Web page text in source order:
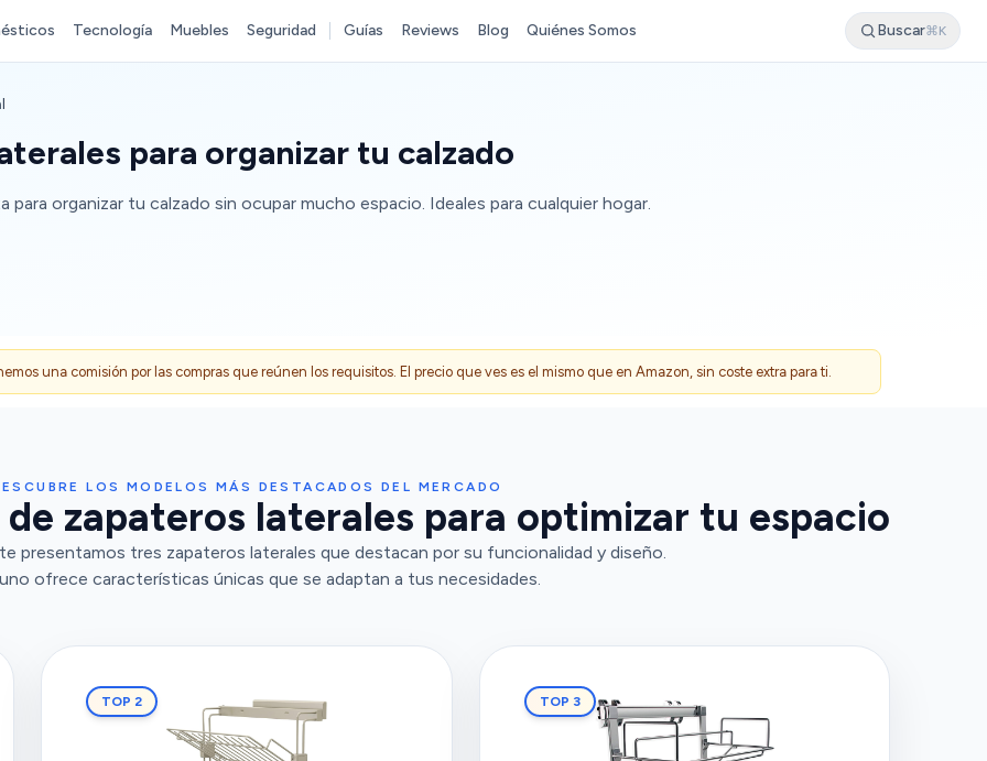
Tecnología Muebles Seguridad Guías Reviews Blog Quiénes Somos Buscar⌘K
para organizar tu calzado
organizar tu calzado sin ocupar mucho espacio. Ideales para cualquier hogar.
una comisión por las compras que reúnen los requisitos. El precio que ves es el mismo que en Amazon, sin coste extra para ti.
LOS MODELOS MÁS DESTACADOS DEL MERCADO
zapateros laterales para optimizar tu espacio
presentamos tres zapateros laterales que destacan por su funcionalidad y diseño.
ofrece características únicas que se adaptan a tus necesidades.
TOP 2 TOP 3